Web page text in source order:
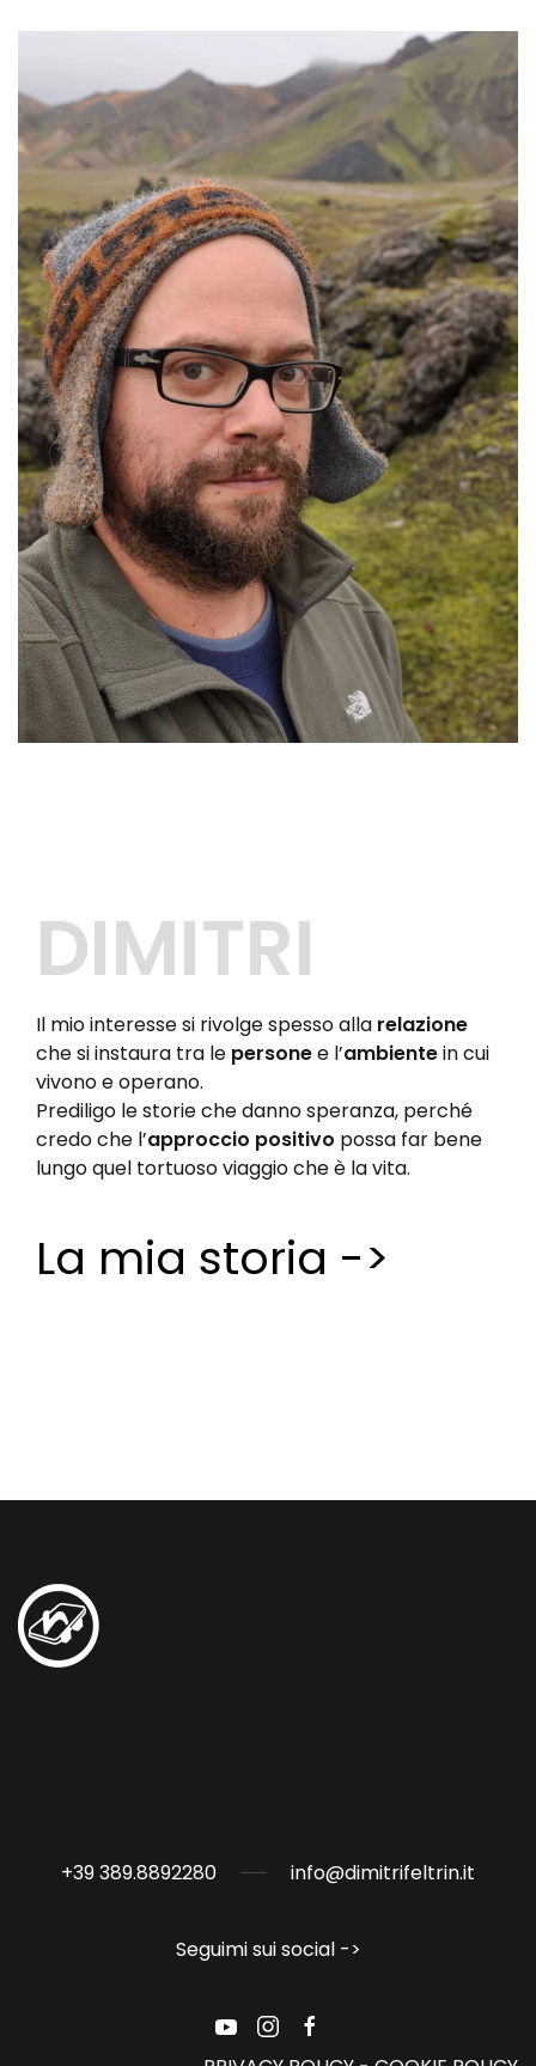
DIMITRI
Il mio interesse si rivolge spesso alla relazione
che si instaura tra le personee l’ambientein cui
vivono e operano.
Prediligo le storie che danno speranza, perché
credo che l’approccio positivo possa far bene
lungo quel tortuoso viaggio che è la vita.
La mia storia ->
+39 389.8892280 info@dimitrifeltrin.it
Seguimi sui social ->